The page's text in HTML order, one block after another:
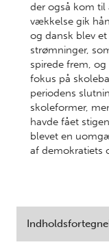
der også kom
vækkelse gik
og dansk blev
strømninger,
spirede frem,
fokus på
periodens
skoleformer,
havde fået
blevet en
af demokratiets